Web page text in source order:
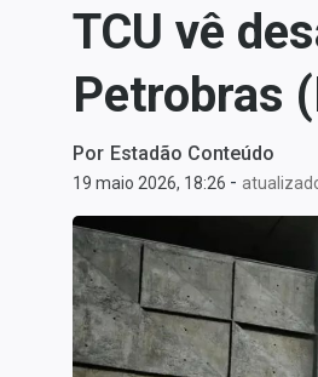
Carteiras Recomendadas
Central de Fundos
Central dos IPOs
Finanças Pessoais
Mercados
Economia
Empresas
TCU vê
Petrobras
Por Estadão Conteúdo
19 maio 2026, 18:26 -